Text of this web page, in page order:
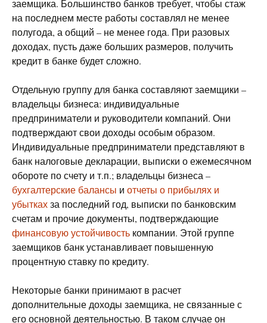
заемщика. Большинство банков требует, чтобы стаж
на последнем месте работы составлял не менее
полугода, а общий – не менее года. При разовых
доходах, пусть даже больших размеров, получить
кредит в банке будет сложно.
Отдельную группу для банка составляют заемщики –
владельцы бизнеса: индивидуальные
предприниматели и руководители компаний. Они
подтверждают свои доходы особым образом.
Индивидуальные предприниматели представляют в
банк налоговые декларации, выписки о ежемесячном
обороте по счету и т.п.; владельцы бизнеса –
бухгалтерские балансы и отчеты о прибылях и
убыткахза последний год, выписки по банковским
счетам и прочие документы, подтверждающие
финансовую устойчивость компании. Этой группе
заемщиков банк устанавливает повышенную
процентную ставку по кредиту.
Некоторые банки принимают в расчет
дополнительные доходы заемщика, не связанные с
его основной деятельностью. В таком случае он